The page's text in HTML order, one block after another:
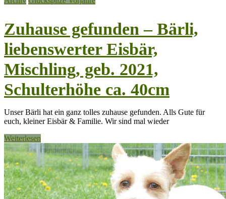
Zuhause gefunden – Bärli,
liebenswerter Eisbär,
Mischling, geb. 2021,
Schulterhöhe ca. 40cm
Unser Bärli hat ein ganz tolles zuhause gefunden. Alls Gute für
euch, kleiner Eisbär & Familie. Wir sind mal wieder
Weiterlesen